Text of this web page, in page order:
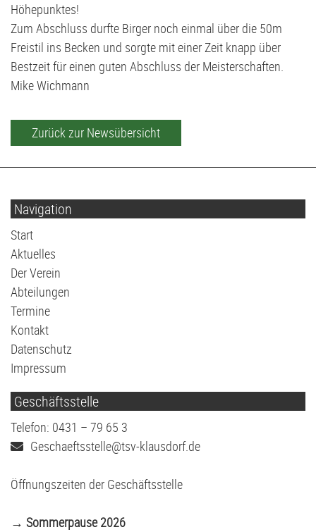
Höhepunktes!
Zum Abschluss durfte Birger noch einmal über die 50m
Freistil ins Becken und sorgte mit einer Zeit knapp über
Bestzeit für einen guten Abschluss der Meisterschaften.
Mike Wichmann
Zurück zur Newsübersicht
Navigation
Navigation
überspringen
Start
Aktuelles
Der Verein
Abteilungen
Termine
Kontakt
Datenschutz
Impressum
Geschäftsstelle
Telefon: 0431 – 79 65 3
Geschaeftsstelle@tsv-klausdorf.de
Öffnungszeiten der Geschäftsstelle
→ Sommerpause 2026